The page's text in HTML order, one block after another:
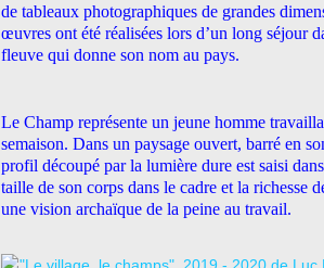
de tableaux photographiques de grandes
œuvres ont été réalisées lors d’un long séjour
fleuve qui donne son nom au pays.
Le Champ représente un jeune homme
semaison. Dans un paysage ouvert, barré en
profil découpé par la lumière dure est saisi
taille de son corps dans le cadre et la richesse
une vision archaïque de la peine au travail.